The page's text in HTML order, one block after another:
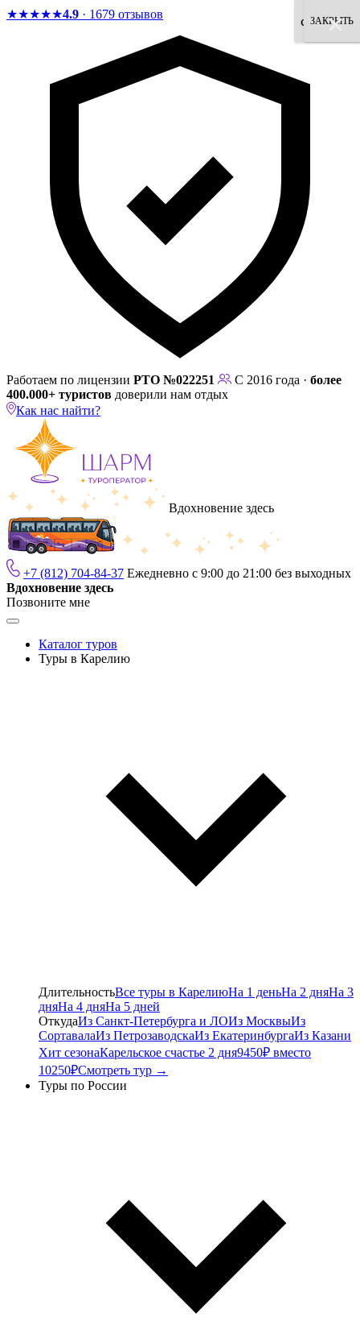
★★★★★4.9 · 1679 отзывов
Работаем по лицензии РТО №022251 С 2016 года · более
400.000+ туристов доверили нам отдых
Как нас найти?
Вдохновение здесь
+7 (812) 704-84-37 Ежедневно с 9:00 до 21:00 без выходных
Вдохновение здесь
Позвоните мне
Каталог туров
Туры в Карелию
ДлительностьВсе туры в КарелиюНа 1 деньНа 2 дняНа 3
дняНа 4 дняНа 5 дней
ОткудаИз Санкт-Петербурга и ЛОИз МосквыИз
СортавалаИз ПетрозаводскаИз ЕкатеринбургаИз Казани
Хит сезонаКарельское счастье 2 дня9450₽ вместо
10250₽Смотреть тур →
Туры по России
×
×
×
×
согласен
×
×
ЗАКРЫТЬ
×
×